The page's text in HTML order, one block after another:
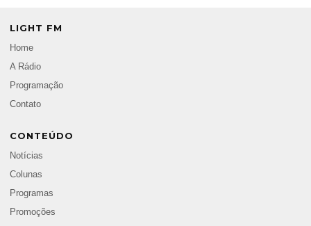
LIGHT FM
Home
A Rádio
Programação
Contato
CONTEÚDO
Notícias
Colunas
Programas
Promoções